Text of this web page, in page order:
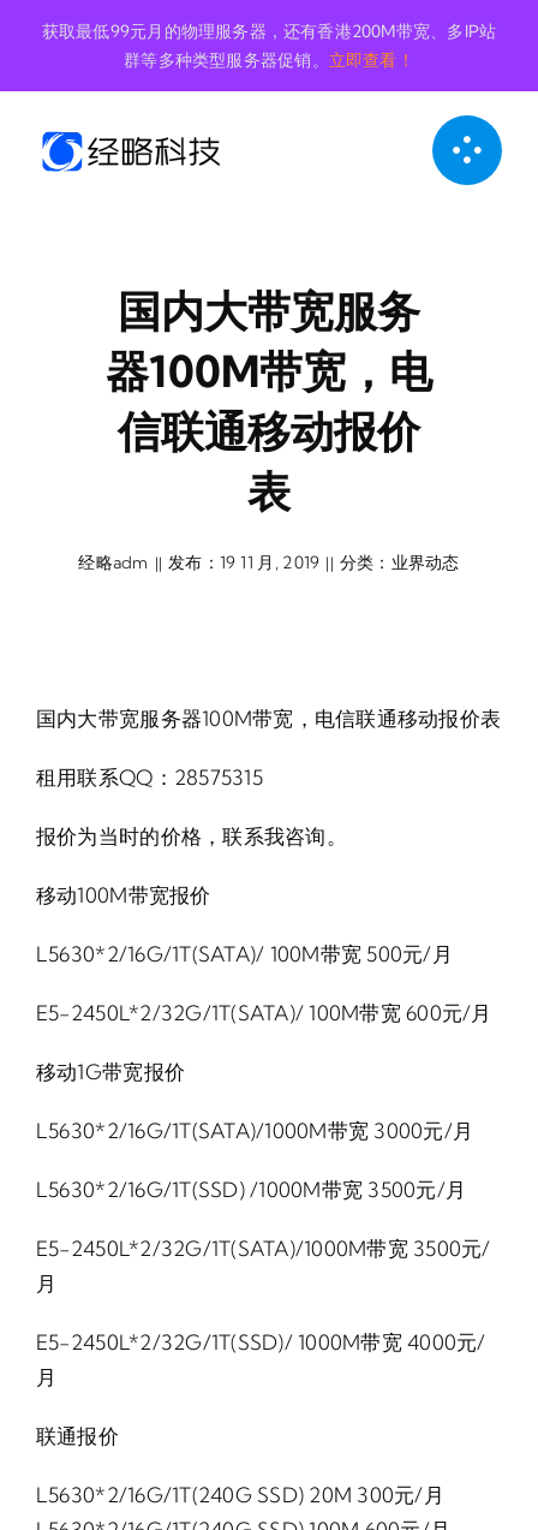
内
获取最低99元月的物理服务器，还有香港200M带宽、多IP站
群等多种类型服务器促销。 立即查看！
国内大带宽服务
器100M带宽，电
信联通移动报价
表
经略adm || 发布：19 11 月, 2019 || 分类： 业界动态
国内大带宽服务器100M带宽，电信联通移动报价表
租用联系QQ：28575315
报价为当时的价格，联系我咨询。
移动100M带宽报价
L5630*2/16G/1T(SATA)/ 100M带宽 500元/月
E5-2450L*2/32G/1T(SATA)/ 100M带宽 600元/月
移动1G带宽报价
L5630*2/16G/1T(SATA)/1000M带宽 3000元/月
L5630*2/16G/1T(SSD) /1000M带宽 3500元/月
E5-2450L*2/32G/1T(SATA)/1000M带宽 3500元/
月
E5-2450L*2/32G/1T(SSD)/ 1000M带宽 4000元/
月
联通报价
L5630*2/16G/1T(240G SSD) 20M 300元/月